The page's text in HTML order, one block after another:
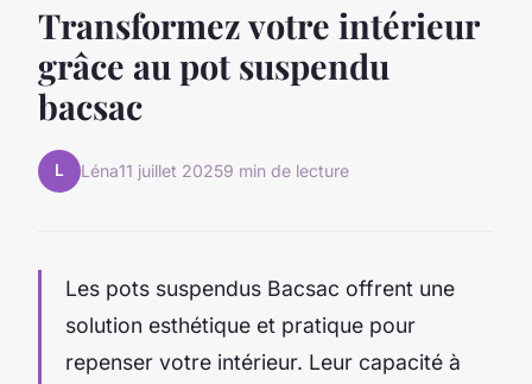
Transformez votre intérieur
grâce au pot suspendu
bacsac
L Léna11 juillet 20259 min de lecture
Les pots suspendus Bacsac offrent une
solution esthétique et pratique pour
repenser votre intérieur. Leur capacité à